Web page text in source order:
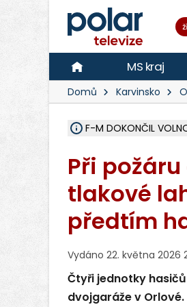
MS kraj
Domů Karvinsko
F-M DOKONČIL
Při
tlakové
předtím
Vydáno 22. května 2026
Čtyři jednotky
dvojgaráže v